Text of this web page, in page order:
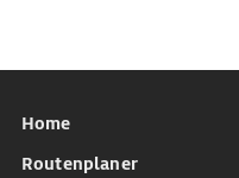
Home
Routenplaner